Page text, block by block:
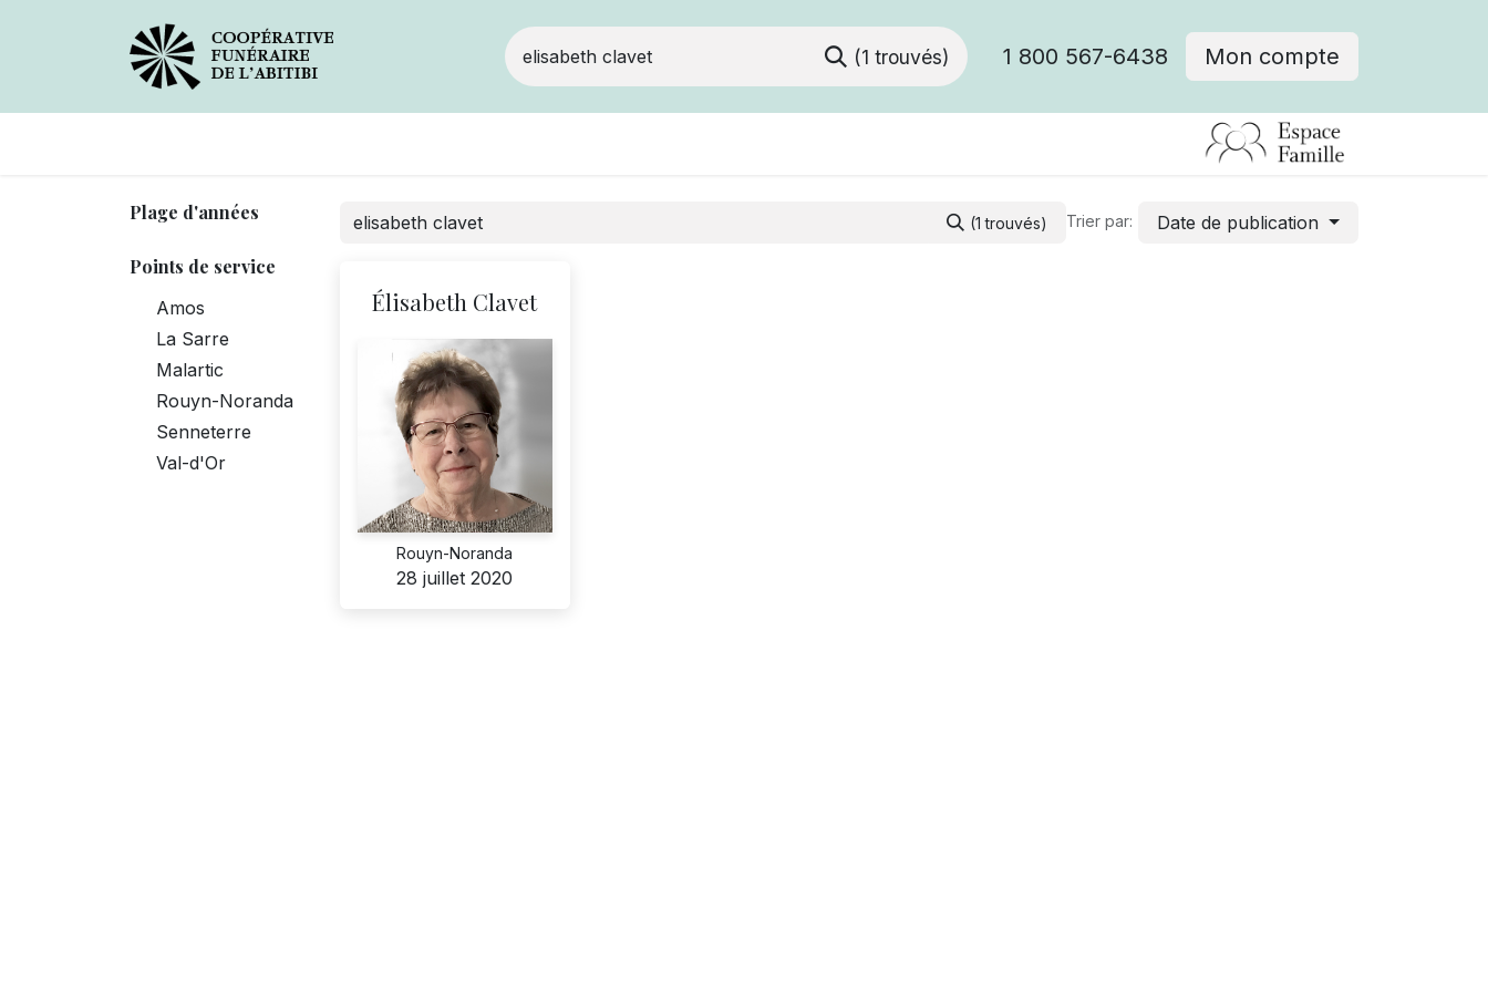
(1 trouvés) 1 800 567-6438 Mon compte
Plage d'années
Points de service
Amos
La Sarre
Malartic
Rouyn-Noranda
Senneterre
Val-d'Or
(1 trouvés) Trier par: Date de publication
Élisabeth Clavet
Rouyn-Noranda
28 juillet 2020